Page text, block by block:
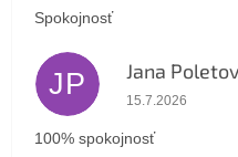
Spokojnosť
JP Jana
Hodnotenie
15.7.2026
100% spokojnosť